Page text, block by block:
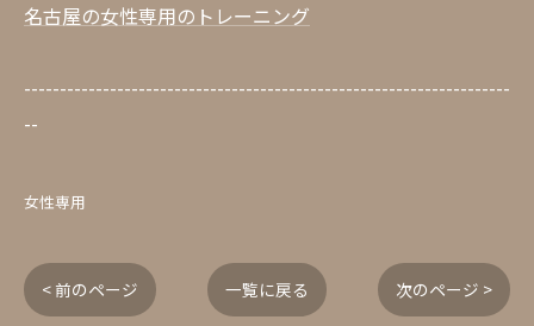
名古屋の女性専用のトレーニング
--------------------------------------------------------------------
--
女性専用
< 前のページ 一覧に戻る 次のページ >